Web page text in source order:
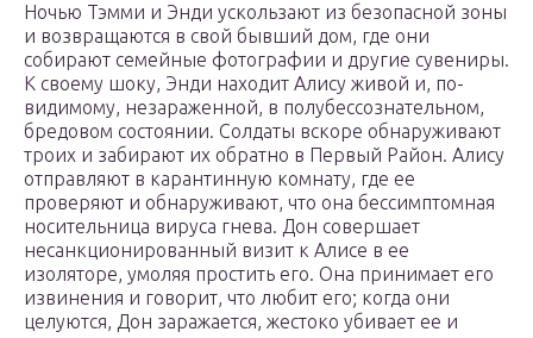
Ночью Тэмми и Энди ускользают из безопасной зоны
и возвращаются в свой бывший дом, где они
собирают семейные фотографии и другие сувениры.
К своему шоку, Энди находит Алису живой и, по-
видимому, незараженной, в полубессознательном,
бредовом состоянии. Солдаты вскоре обнаруживают
троих и забирают их обратно в Первый Район. Алису
отправляют в карантинную комнату, где ее
проверяют и обнаруживают, что она бессимптомная
носительница вируса гнева. Дон совершает
несанкционированный визит к Алисе в ее
изоляторе, умоляя простить его. Она принимает его
извинения и говорит, что любит его; когда они
целуются, Дон заражается, жестоко убивает ее и